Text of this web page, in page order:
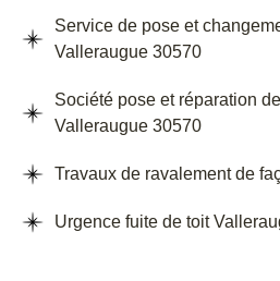
Service de pose et
Valleraugue 30570
Société pose et réparation
Valleraugue 30570
Travaux de ravalement de
Urgence fuite de toit